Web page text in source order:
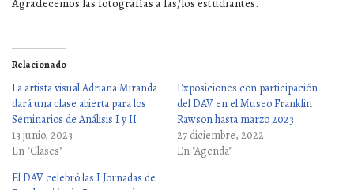
Relacionado
La artista visual Adriana Miranda
dará una clase abierta para los
Seminarios de Análisis I y II
13 junio, 2023
En "Clases"
Exposiciones con participación
del DAV en el Museo Franklin
Rawson hasta marzo 2023
27 diciembre, 2022
En "Agenda"
El DAV celebró las I Jornadas de